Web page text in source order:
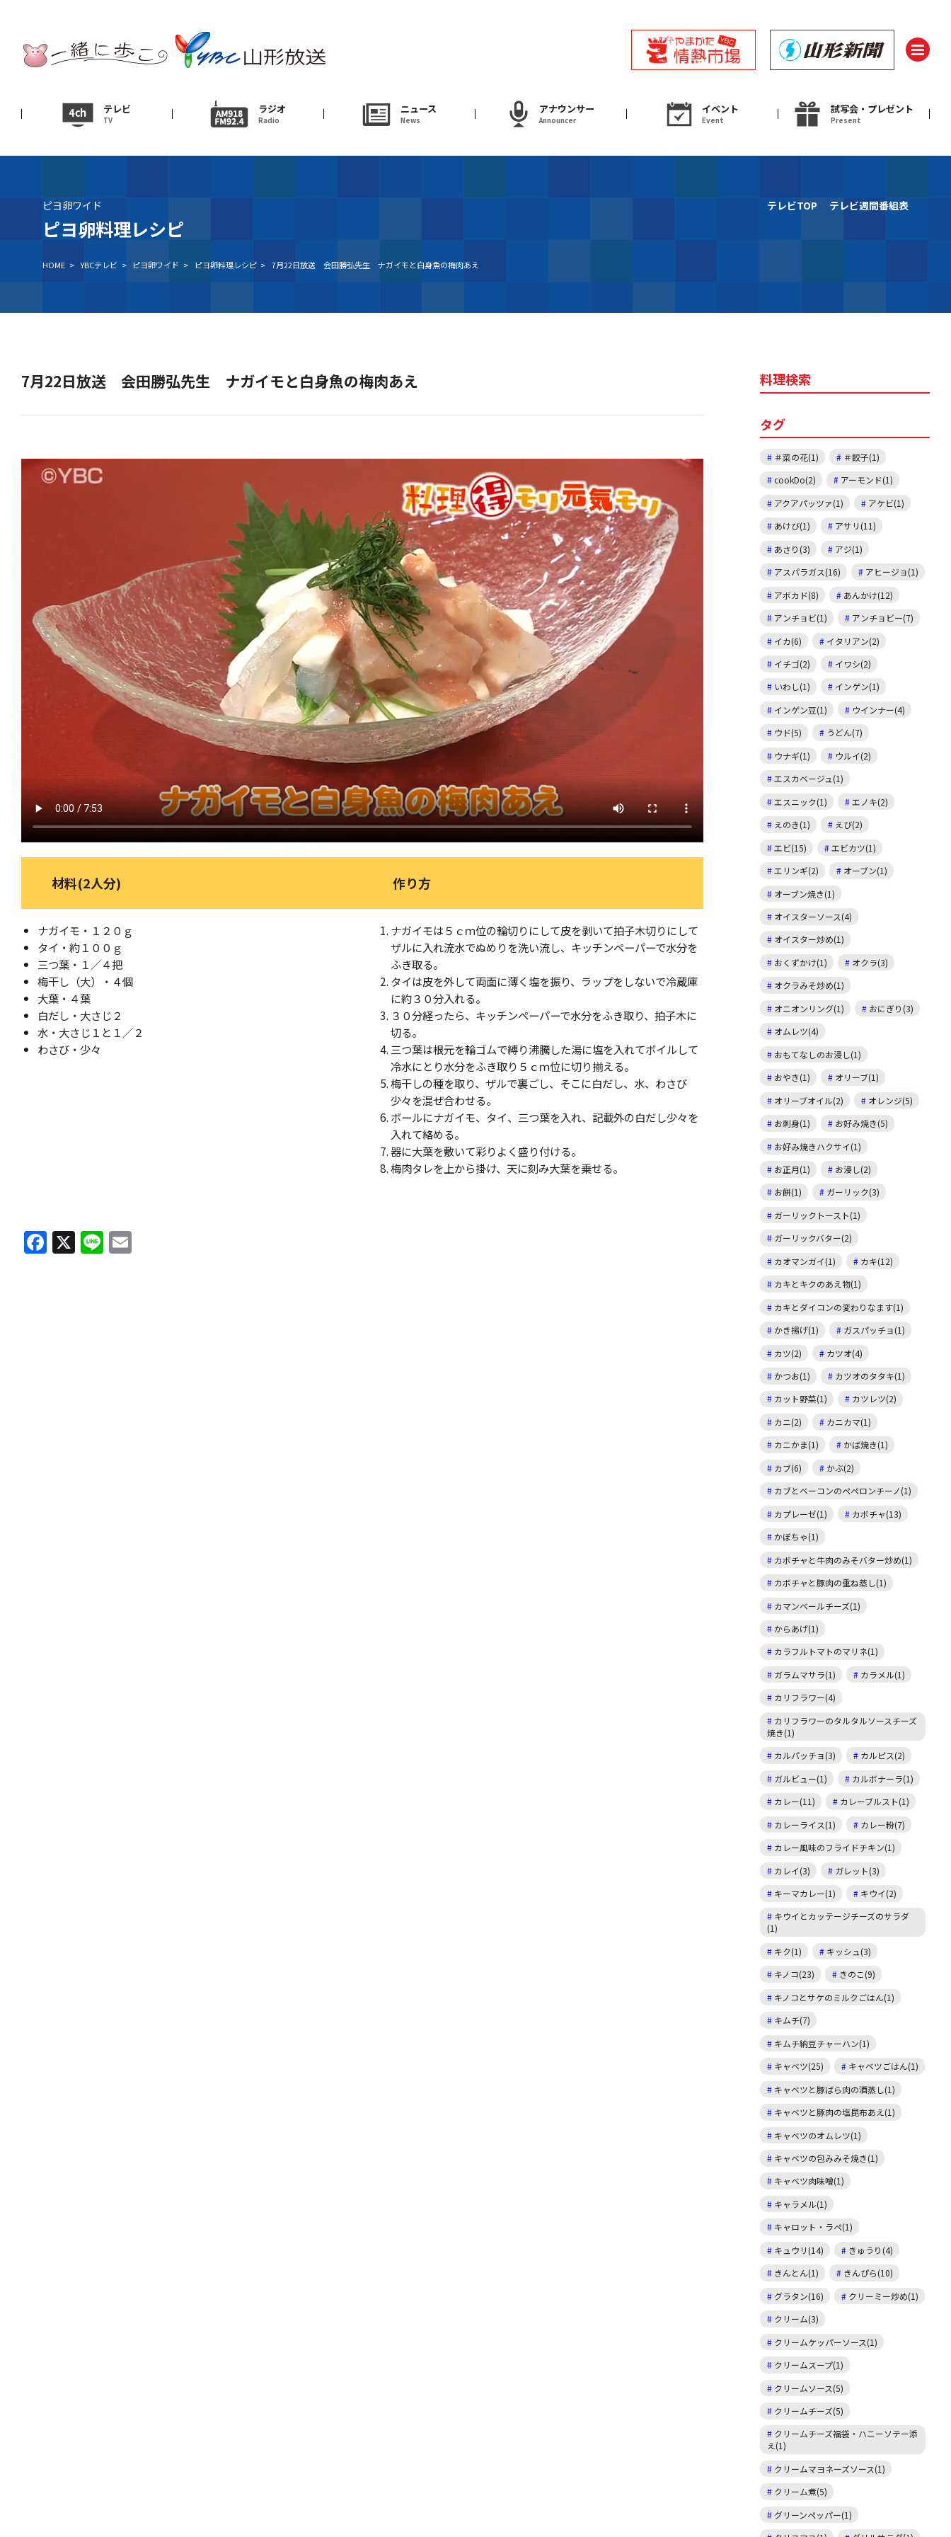
テレビ
TV
ラジオ
Radio
ニュース
News
アナウンサー
Announcer
イベント
Event
試写会・プレゼント
Present
テレビ
ニュース
News
アナウンサー
Announcer
イベント 試写会・プレゼント
ＹＢＣオンデマンド
ピヨ卵ワイド
ピヨ卵料理レシピ
テレビTOP テレビ週間番組表
HOME > YBCテレビ > ピヨ卵ワイド > ピヨ卵料理レシピ > 7月22日放送 会田勝弘先生 ナガイモと白身魚の梅肉あえ
7月22日放送 会田勝弘先生 ナガイモと白身魚の梅肉あえ
材料(2人分)
ナガイモ・１２０ｇ
タイ・約１００ｇ
三つ葉・１／４把
梅干し（大）・４個
大葉・４葉
白だし・大さじ２
水・大さじ１と１／２
わさび・少々
作り方
ナガイモは５ｃｍ位の輪切りにして皮を剥いて拍子木切りにして
ザルに入れ流水でぬめりを洗い流し、キッチンペーパーで水分を
ふき取る。
タイは皮を外して両面に薄く塩を振り、ラップをしないで冷蔵庫
に約３０分入れる。
３０分経ったら、キッチンペーパーで水分をふき取り、拍子木に
切る。
三つ葉は根元を輪ゴムで縛り沸騰した湯に塩を入れてボイルして
冷水にとり水分をふき取り５ｃｍ位に切り揃える。
梅干しの種を取り、ザルで裏ごし、そこに白だし、水、わさび
少々を混ぜ合わせる。
ボールにナガイモ、タイ、三つ葉を入れ、記載外の白だし少々を
入れて絡める。
器に大葉を敷いて彩りよく盛り付ける。
梅肉タレを上から掛け、天に刻み大葉を乗せる。
F
a
X Li
n
料理検索
タグ
＃菜の花(1)
＃餃子(1)
cookDo(2)
アーモンド(1)
アクアパッツァ(1)
アケビ(1)
あけび(1)
アサリ(11)
あさり(3)
アジ(1)
アスパラガス(16)
アヒージョ(1)
アボカド(8)
あんかけ(12)
アンチョビ(1)
アンチョビー(7)
イカ(6)
イタリアン(2)
イチゴ(2)
イワシ(2)
いわし(1)
インゲン(1)
インゲン豆(1)
ウインナー(4)
ウド(5)
うどん(7)
ウナギ(1)
ウルイ(2)
エスカベージュ(1)
エスニック(1)
エノキ(2)
えのき(1)
えび(2)
エビ(15)
エビカツ(1)
エリンギ(2)
オーブン(1)
オーブン焼き(1)
オイスターソース(4)
オイスター炒め(1)
おくずかけ(1)
オクラ(3)
オクラみそ炒め(1)
オニオンリング(1)
おにぎり(3)
オムレツ(4)
おもてなしのお浸し(1)
おやき(1)
オリーブ(1)
オリーブオイル(2)
オレンジ(5)
お刺身(1)
お好み焼き(5)
お好み焼きハクサイ(1)
お正月(1)
お浸し(2)
お餅(1)
ガーリック(3)
ガーリックトースト(1)
ガーリックバター(2)
カオマンガイ(1)
カキ(12)
カキとキクのあえ物(1)
カキとダイコンの変わりなます(1)
かき揚げ(1)
ガスパッチョ(1)
カツ(2)
カツオ(4)
かつお(1)
カツオのタタキ(1)
カット野菜(1)
カツレツ(2)
カニ(2)
カニカマ(1)
カニかま(1)
かば焼き(1)
カブ(6)
かぶ(2)
カブとベーコンのペペロンチーノ(1)
カプレーゼ(1)
カボチャ(13)
かぼちゃ(1)
カボチャと牛肉のみそバター炒め(1)
カボチャと豚肉の重ね蒸し(1)
カマンベールチーズ(1)
からあげ(1)
カラフルトマトのマリネ(1)
ガラムマサラ(1)
カラメル(1)
カリフラワー(4)
カリフラワーのタルタルソースチーズ
焼き(1)
カルパッチョ(3)
カルピス(2)
ガルビュー(1)
カルボナーラ(1)
カレー(11)
カレーブルスト(1)
カレーライス(1)
カレー粉(7)
カレー風味のフライドチキン(1)
カレイ(3)
ガレット(3)
キーマカレー(1)
キウイ(2)
キウイとカッテージチーズのサラダ
(1)
キク(1)
キッシュ(3)
キノコ(23)
きのこ(9)
キノコとサケのミルクごはん(1)
キムチ(7)
キムチ納豆チャーハン(1)
キャベツ(25)
キャベツごはん(1)
キャベツと豚ばら肉の酒蒸し(1)
キャベツと豚肉の塩昆布あえ(1)
キャベツのオムレツ(1)
キャベツの包みみそ焼き(1)
キャベツ肉味噌(1)
キャラメル(1)
キャロット・ラペ(1)
キュウリ(14)
きゅうり(4)
きんとん(1)
きんぴら(10)
グラタン(16)
クリーミー炒め(1)
クリーム(3)
クリームケッパーソース(1)
クリームスープ(1)
クリームソース(5)
クリームチーズ(5)
クリームチーズ福袋・ハニーソテー添
え(1)
クリームマヨネーズソース(1)
クリーム煮(5)
グリーンペッパー(1)